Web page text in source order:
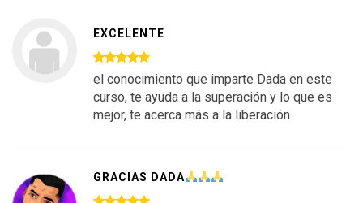
EXCELENTE
el conocimiento que imparte Dada en este
curso, te ayuda a la superación y lo que es
mejor, te acerca más a la liberación
GRACIAS DADA